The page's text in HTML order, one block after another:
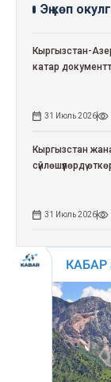
Эң көп
Кыргызстан-
катар
31 Июль 2026
Кыргызстан
сүйлөшүүлөрдү
31 Июль 2026